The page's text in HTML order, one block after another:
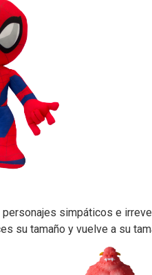
simpáticos e
su tamaño y vuelve a su